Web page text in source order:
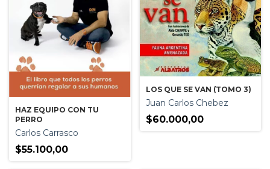
HAZ EQUIPO CON TU
PERRO
Carlos Carrasco
$55.100,00
LOS QUE SE VAN (TOMO 3)
Juan Carlos Chebez
$60.000,00